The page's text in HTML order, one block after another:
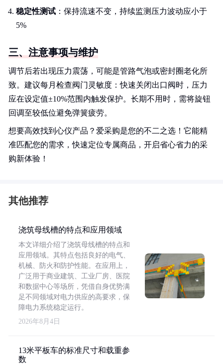
稳定性测试 ：保持流速不变，持续监测压力波动应小于
5%
三、注意事项与维护
调节后若出现压力震荡，可能是管路气泡或密封圈老化所
致。建议每月检查阀门灵敏度：快速关闭出口阀时，压力
应在设定值±10%范围内触发保护。长期不用时，需将旋钮
回调至较低位避免弹簧疲劳。
想要高效找到心仪产品？爱采购是您的不二之选！它能精
准匹配您的需求，快速定位专属商品，开启省心省力的采
购新体验！
其他推荐
浇筑母线槽的特点和应用领域
本文详细介绍了浇筑母线槽的特点和
应用领域。其特点包括良好的电气、
机械、防火和防护性能。在应用上，
广泛用于商业建筑、工业厂房、医院
和数据中心等场所，凭借自身优势满
足不同领域对电力供应的高要求，保
障电力系统稳定运行。
2026年8月4日
13米平板车的标准尺寸和载重参
数